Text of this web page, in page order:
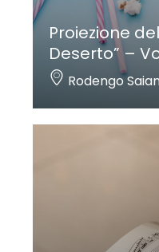
Proiezione
Deserto” –
Rodengo